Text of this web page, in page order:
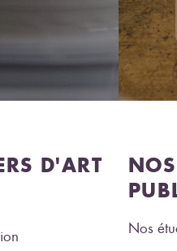
D'ART
NOS
Nos